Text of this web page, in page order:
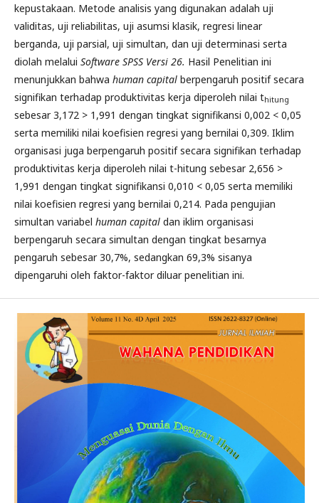
kepustakaan. Metode analisis yang digunakan adalah uji
validitas, uji reliabilitas, uji asumsi klasik, regresi linear
berganda, uji parsial, uji simultan, dan uji determinasi serta
diolah melalui Software SPSS Versi 26. Hasil Penelitian ini
menunjukkan bahwa human capital berpengaruh positif secara
signifikan terhadap produktivitas kerja diperoleh nilai thitung
sebesar 3,172 > 1,991 dengan tingkat signifikansi 0,002 < 0,05
serta memiliki nilai koefisien regresi yang bernilai 0,309. Iklim
organisasi juga berpengaruh positif secara signifikan terhadap
produktivitas kerja diperoleh nilai t-hitung sebesar 2,656 >
1,991 dengan tingkat signifikansi 0,010 < 0,05 serta memiliki
nilai koefisien regresi yang bernilai 0,214. Pada pengujian
simultan variabel human capital dan iklim organisasi
berpengaruh secara simultan dengan tingkat besarnya
pengaruh sebesar 30,7%, sedangkan 69,3% sisanya
dipengaruhi oleh faktor-faktor diluar penelitian ini.